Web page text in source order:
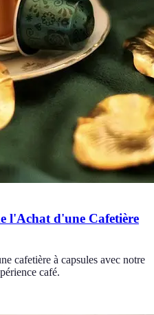
l'Achat d'une Cafetière
cafetière à capsules avec notre
café.